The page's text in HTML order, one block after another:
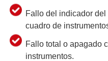
Fallo del indicador
cuadro de
Fallo total o apagado
instrumentos.